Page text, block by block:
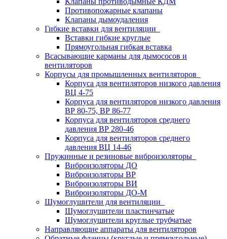
Противопожарные клапаны
Клапаны дымоудаления
Гибкие вставки для вентиляции
Вставки гибкие круглые
Прямоугольная гибкая вставка
Всасывающие карманы для дымососов и
вентиляторов
Корпусы для промышленных вентиляторов
Корпуса для вентиляторов низкого давления
ВЦ 4-75
Корпуса для вентиляторов низкого давления
ВР 80-75, ВР 86-77
Корпуса для вентиляторов среднего
давления ВР 280-46
Корпуса для вентиляторов среднего
давления ВЦ 14-46
Пружинные и резиновые виброизоляторы
Виброизоляторы ДО
Виброизоляторы ВР
Виброизоляторы ВИ
Виброизоляторы ДО-М
Шумоглушители для вентиляции
Шумоглушители пластинчатые
Шумоглушители круглые трубчатые
Направляющие аппараты для вентиляторов